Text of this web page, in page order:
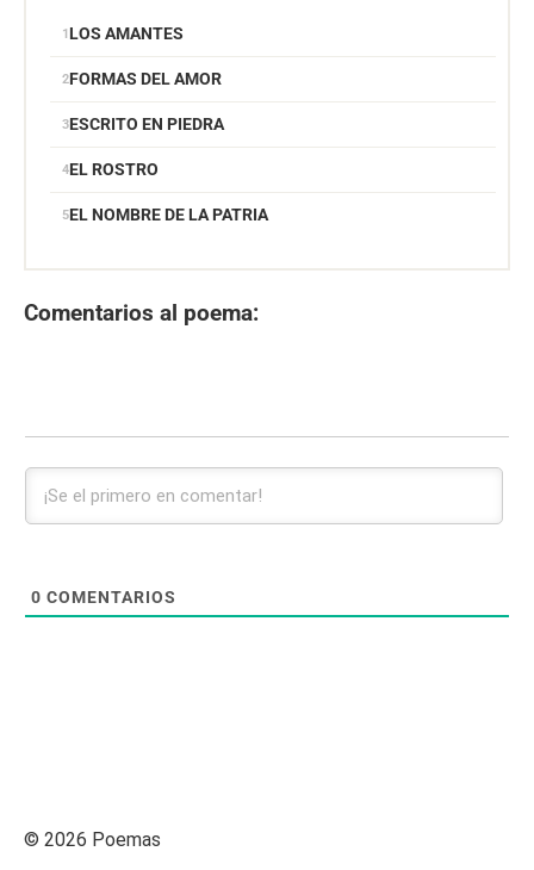
LOS AMANTES
FORMAS DEL AMOR
ESCRITO EN PIEDRA
EL ROSTRO
EL NOMBRE DE LA PATRIA
Comentarios al poema:
0 COMENTARIOS
© 2026 Poemas